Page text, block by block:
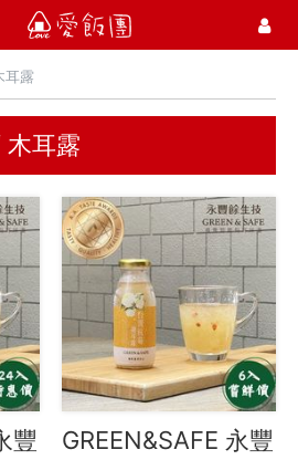
耳露
耳露
豐
GREEN&SAFE 永豐